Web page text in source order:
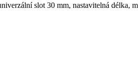
slot 30 mm, nastavitelná délka,